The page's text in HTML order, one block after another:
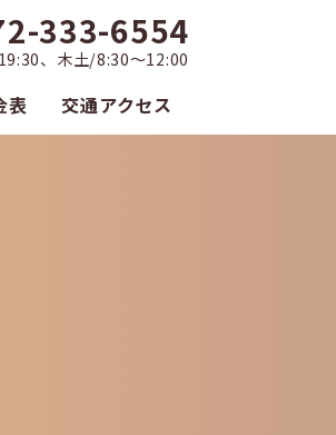
333-6554
、木土/8:30～12:00
表 交通アクセス